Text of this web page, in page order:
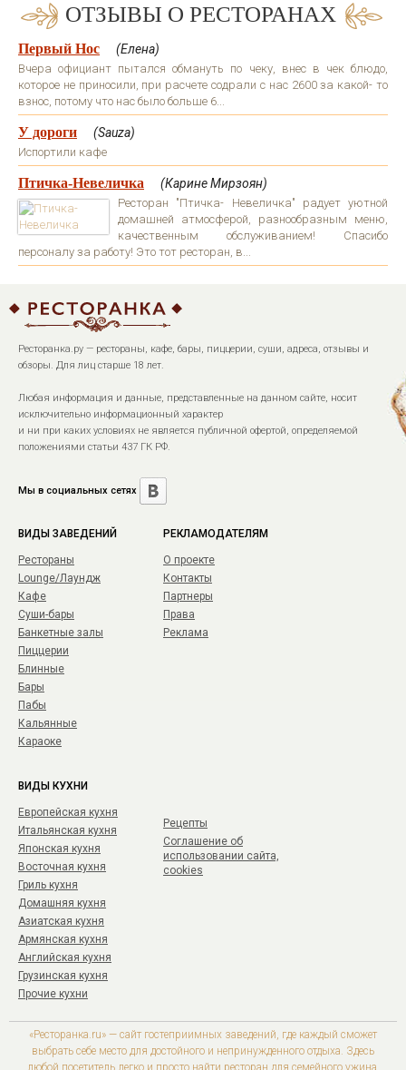
ОТЗЫВЫ О РЕСТОРАНАХ
Первый Нос (Елена)
Вчера официант пытался обмануть по чеку, внес в чек блюдо,
которое не приносили, при расчете содрали с нас 2600 за какой- то
взнос, потому что нас было больше 6...
У дороги (Sauza)
Испортили кафе
Птичка-Невеличка (Карине Мирзоян)
Ресторан "Птичка- Невеличка" радует уютной
домашней атмосферой, разнообразным меню,
качественным обслуживанием! Спасибо
персоналу за работу! Это тот ресторан, в...
Ресторанка.ру — рестораны, кафе, бары, пиццерии, суши, адреса, отзывы и
обзоры. Для лиц старше 18 лет.
Любая информация и данные, представленные на данном сайте, носит
исключительно информационный характер
и ни при каких условиях не является публичной офертой, определяемой
положениями статьи 437 ГК РФ.
Мы в социальных сетях
ВИДЫ ЗАВЕДЕНИЙ
Рестораны
Lounge/Лаундж
Кафе
Суши-бары
Банкетные залы
Пиццерии
Блинные
Бары
Пабы
Кальянные
Караоке
РЕКЛАМОДАТЕЛЯМ
О проекте
Контакты
Партнеры
Права
Реклама
ВИДЫ КУХНИ
Европейская кухня
Итальянская кухня
Японская кухня
Восточная кухня
Гриль кухня
Домашняя кухня
Азиатская кухня
Армянская кухня
Английская кухня
Грузинская кухня
Прочие кухни
Рецепты
Соглашение об
использовании сайта,
cookies
«Ресторанка.ru» — сайт гостеприимных заведений, где каждый сможет
выбрать себе место для достойного и непринужденного отдыха. Здесь